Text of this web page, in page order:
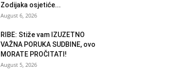
Zodijaka osjetiće...
August 6, 2026
RIBE: Stiže vam IZUZETNO
VAŽNA PORUKA SUDBINE, ovo
MORATE PROČITATI!
August 5, 2026